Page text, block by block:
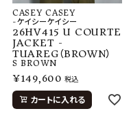
CASEY CASEY
-ケイシーケイシー
26HV415 U COURTE
JACKET -
TUAREG（BROWN）
S BROWN
¥149,600 税込
カートに入れる